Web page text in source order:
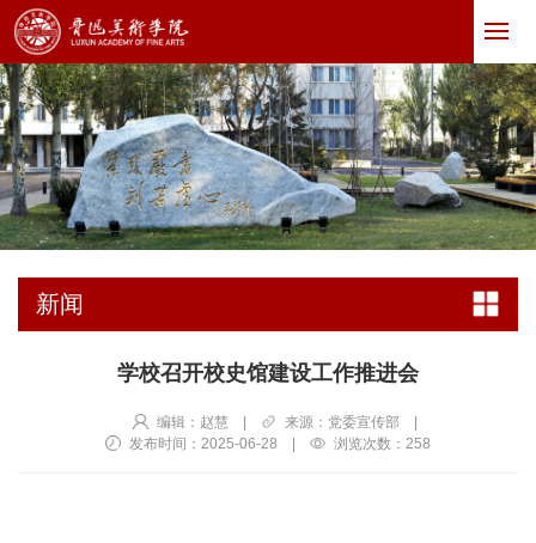
新闻
学校召开校史馆建设工作推进会
编辑：赵慧 | 来源：党委宣传部
|
发布时间：2025-06-28
| 浏览次数： 258